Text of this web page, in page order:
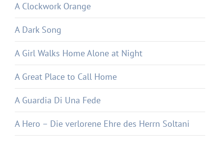
A Clockwork Orange
A Dark Song
A Girl Walks Home Alone at Night
A Great Place to Call Home
A Guardia Di Una Fede
A Hero – Die verlorene Ehre des Herrn Soltani